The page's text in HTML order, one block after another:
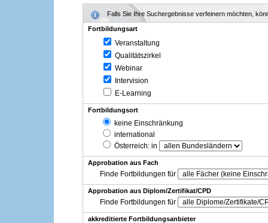
Falls Sie Ihre Suchergebnisse verfeinern möchten,
Fortbildungsart
Veranstaltung
Qualitätszirkel
Webinar
Intervision
E-Learning
Fortbildungsort
keine Einschränkung
international
Österreich: in
Approbation aus Fach
Finde Fortbildungen für
Approbation aus Diplom/Zertifikat/CPD
Finde Fortbildungen für
akkreditierte Fortbildungsanbieter